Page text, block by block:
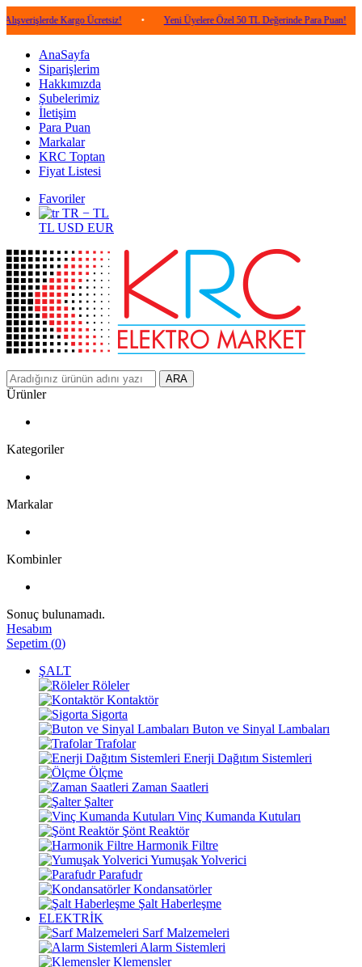
Kargo Ücretsiz! • Yeni Üyelere Özel 50 TL Değerinde Para Puan! •
AnaSayfa
Siparişlerim
Hakkımızda
Şubelerimiz
İletişim
Para Puan
Markalar
KRC Toptan
Fiyat Listesi
Favoriler
TR − TL
TL USD EUR
ARA
Ürünler
Kategoriler
Markalar
Kombinler
Sonuç bulunamadı.
Hesabım
Sepetim (0)
ŞALT
Röleler
Kontaktör
Sigorta
Buton ve Sinyal Lambaları
Trafolar
Enerji Dağıtım Sistemleri
Ölçme
Zaman Saatleri
Şalter
Vinç Kumanda Kutuları
Şönt Reaktör
Harmonik Filtre
Yumuşak Yolverici
Parafudr
Kondansatörler
Şalt Haberleşme
ELEKTRİK
Sarf Malzemeleri
Alarm Sistemleri
Klemensler